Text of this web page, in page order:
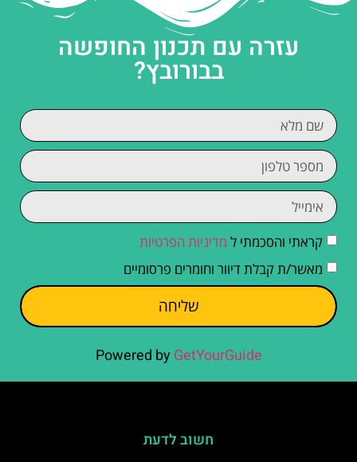
עזרה עם תכנון החופשה
בבורובץ?
קראתי והסכמתי ל מדיניות הפרטיות
מאשר/ת קבלת דיוור וחומרים פרסומיים
שליחה
Powered by GetYourGuide
חשוב לדעת